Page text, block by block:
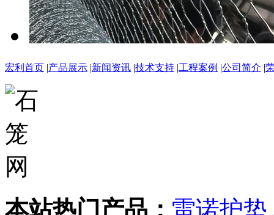
宏利首页 |产品展示 |新闻资讯 |技术支持 |工程案例 |公司简介 |
本站热门产品： 雷诺护垫,